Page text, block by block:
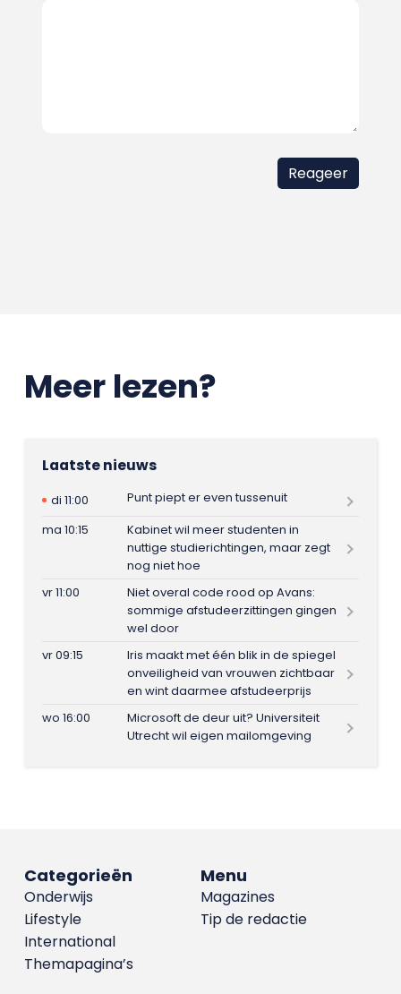
Meer lezen?
Laatste nieuws
di 11:00
Punt piept er even tussenuit
ma 10:15
Kabinet wil meer studenten in
nuttige studierichtingen, maar zegt
nog niet hoe
vr 11:00
Niet overal code rood op Avans:
sommige afstudeerzittingen gingen
wel door
vr 09:15
Iris maakt met één blik in de spiegel
onveiligheid van vrouwen zichtbaar
en wint daarmee afstudeerprijs
wo 16:00
Microsoft de deur uit? Universiteit
Utrecht wil eigen mailomgeving
Menu
Magazines
Tip de redactie
Categorieën
Onderwijs
Lifestyle
International
Themapagina’s